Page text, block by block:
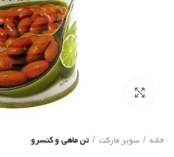
Click to enlarge
خانه سوپر مارکت تن ماهی و کنسرو